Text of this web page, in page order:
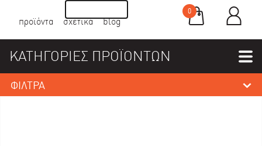
προϊόντα σχετικά blog
0
ΚΑΤΗΓΟΡΙΕΣ ΠΡΟΪΟΝΤΩΝ
ΦΙΛΤΡΑ